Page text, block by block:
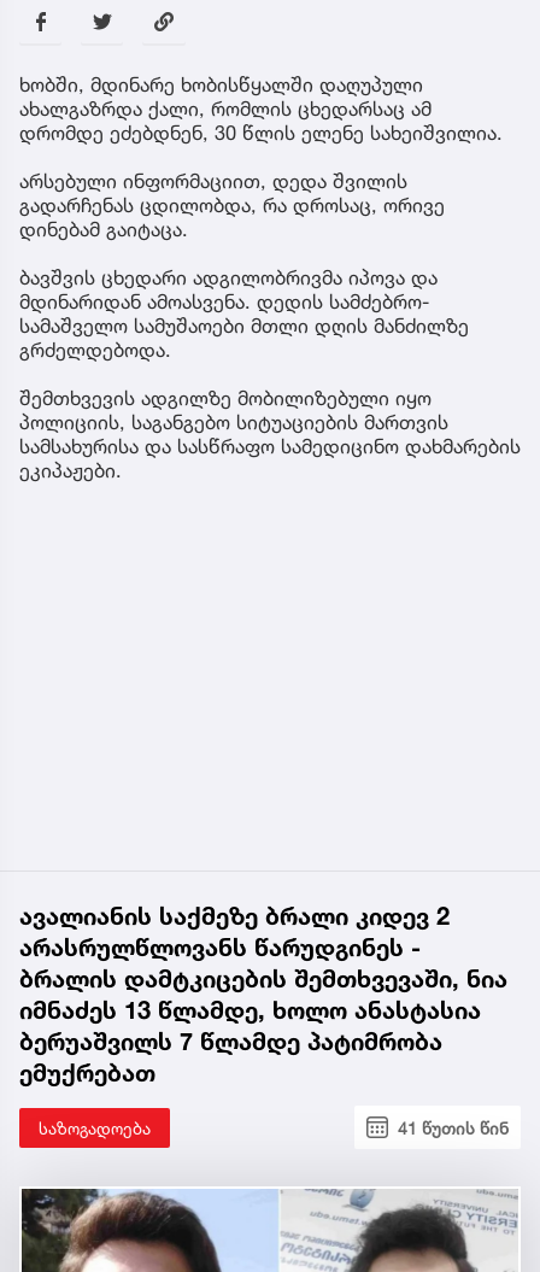
ხობში, მდინარე ხობისწყალში დაღუპული
ახალგაზრდა ქალი, რომლის ცხედარსაც ამ
დრომდე ეძებდნენ, 30 წლის ელენე სახეიშვილია.
არსებული ინფორმაციით, დედა შვილის
გადარჩენას ცდილობდა, რა დროსაც, ორივე
დინებამ გაიტაცა.
ბავშვის ცხედარი ადგილობრივმა იპოვა და
მდინარიდან ამოასვენა. დედის სამძებრო-
სამაშველო სამუშაოები მთლი დღის მანძილზე
გრძელდებოდა.
შემთხვევის ადგილზე მობილიზებული იყო
პოლიციის, საგანგებო სიტუაციების მართვის
სამსახურისა და სასწრაფო სამედიცინო დახმარების
ეკიპაჟები.
ავალიანის საქმეზე ბრალი კიდევ 2
არასრულწლოვანს წარუდგინეს -
ბრალის დამტკიცების შემთხვევაში, ნია
იმნაძეს 13 წლამდე, ხოლო ანასტასია
ბერუაშვილს 7 წლამდე პატიმრობა
ემუქრებათ
საზოგადოება 41 წუთის წინ